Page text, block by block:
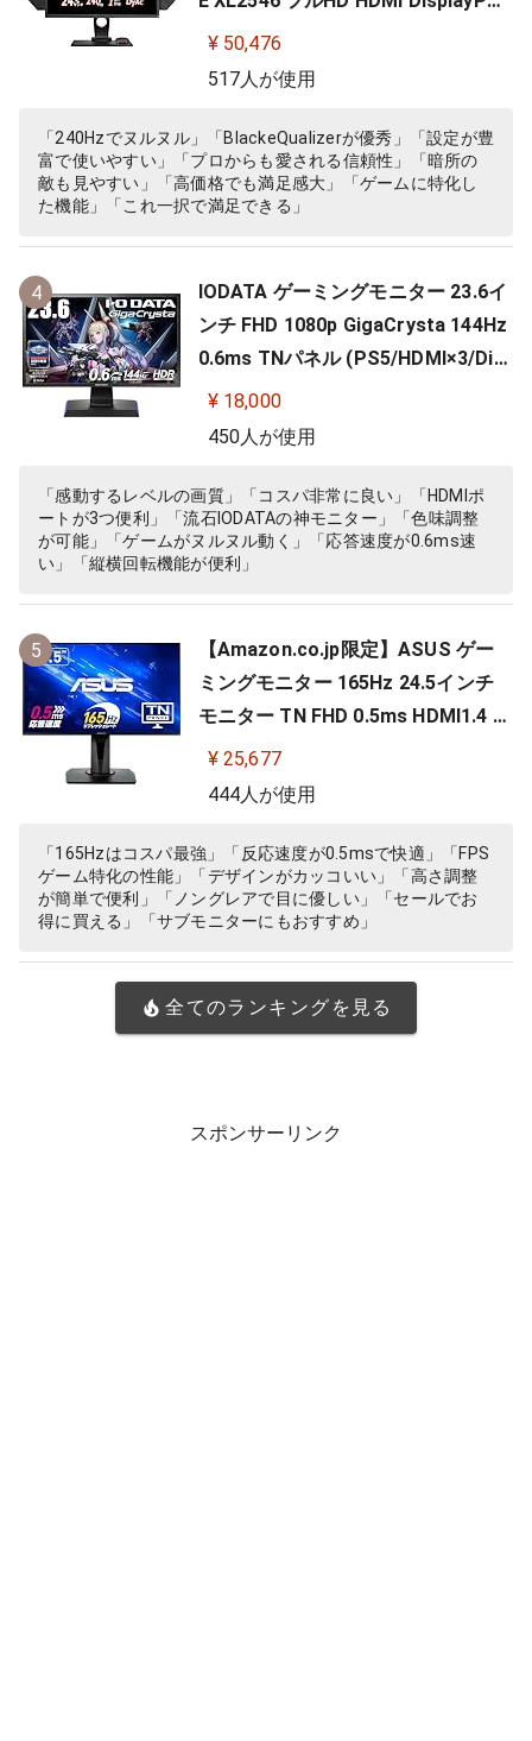
t DVI-DL搭載 FPS向き ディスプレイ
¥ 50,476
517人が使用
「240Hzでヌルヌル」「BlackeQualizerが優秀」「設定が豊
富で使いやすい」「プロからも愛される信頼性」「暗所の
敵も見やすい」「高価格でも満足感大」「ゲームに特化し
た機能」「これ一択で満足できる」
4
IODATA ゲーミングモニター 23.6イ
ンチ FHD 1080p GigaCrysta 144Hz
0.6ms TNパネル (PS5/HDMI×3/Dis
playPort/スピーカー付/高さ調整/縦
横回転) EX-LDGC242HTB
¥ 18,000
450人が使用
「感動するレベルの画質」「コスパ非常に良い」「HDMIポ
ートが3つ便利」「流石IODATAの神モニター」「色味調整
が可能」「ゲームがヌルヌル動く」「応答速度が0.6ms速
い」「縦横回転機能が便利」
5
【Amazon.co.jp限定】ASUS ゲー
ミングモニター 165Hz 24.5インチ
モニター TN FHD 0.5ms HDMI1.4 Di
splayPort1.2 DVI-D スピーカー 高
さ調整 縦横回転 VG258QR-J
¥ 25,677
444人が使用
「165Hzはコスパ最強」「反応速度が0.5msで快適」「FPS
ゲーム特化の性能」「デザインがカッコいい」「高さ調整
が簡単で便利」「ノングレアで目に優しい」「セールでお
得に買える」「サブモニターにもおすすめ」
全てのランキングを見る
スポンサーリンク